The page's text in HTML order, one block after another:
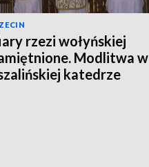
rzezi wołyńskiej
Modlitwa w
katedrze